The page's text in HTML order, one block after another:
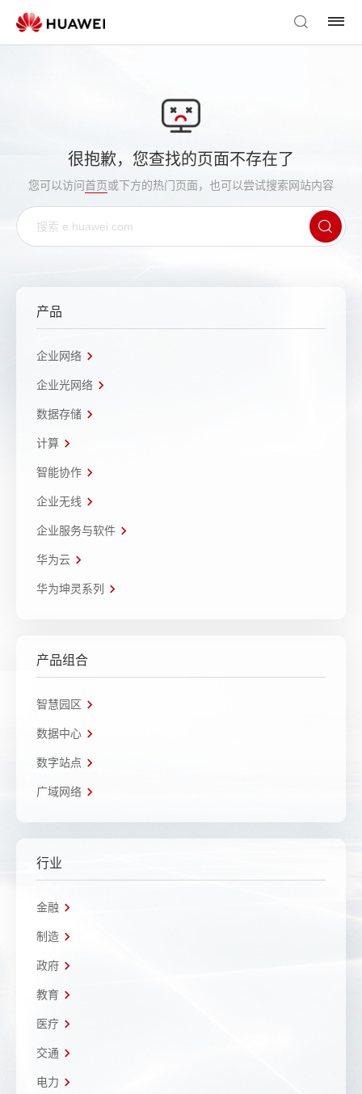
很抱歉，您查找的页面不存在了
您可以访问首页或下方的热门页面，也可以尝试搜索网站内容
产品
企业网络
企业光网络
数据存储
计算
智能协作
企业无线
企业服务与软件
华为云
华为坤灵系列
产品组合
智慧园区
数据中心
数字站点
广域网络
行业
金融
制造
政府
教育
医疗
交通
电力